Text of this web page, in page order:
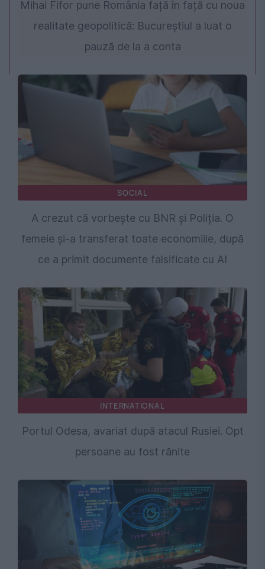
Mihai Fifor pune România față în față cu noua
realitate geopolitică: Bucureștiul a luat o
pauză de la a conta
SOCIAL
A crezut că vorbește cu BNR și Poliția. O
femeie și-a transferat toate economiile, după
ce a primit documente falsificate cu AI
INTERNATIONAL
Portul Odesa, avariat după atacul Rusiei. Opt
persoane au fost rănite